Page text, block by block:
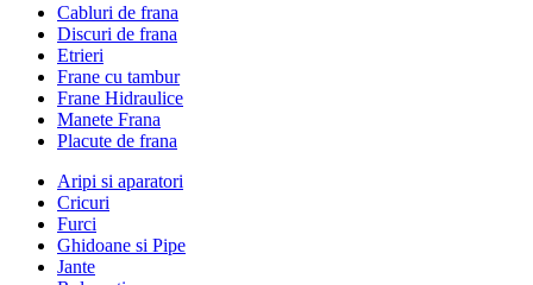
Cabluri de frana
Discuri de frana
Etrieri
Frane cu tambur
Frane Hidraulice
Manete Frana
Placute de frana
Aripi si aparatori
Cricuri
Furci
Ghidoane si Pipe
Jante